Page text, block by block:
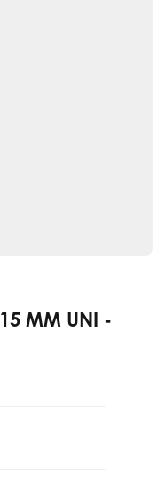
MM UNI -